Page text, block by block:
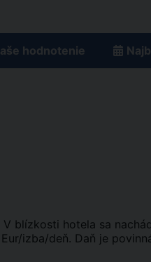
hodnotenie
blízkosti hotela sa
izba/deň. Daň je